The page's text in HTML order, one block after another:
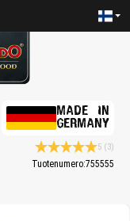
MADE IN
GERMANY
Average rating 5 of
5 (3)
Tuotenumero:755555